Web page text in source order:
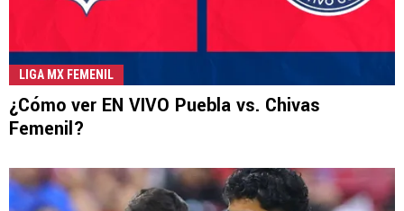
LIGA MX FEMENIL
¿Cómo ver EN VIVO Puebla vs. Chivas
Femenil?